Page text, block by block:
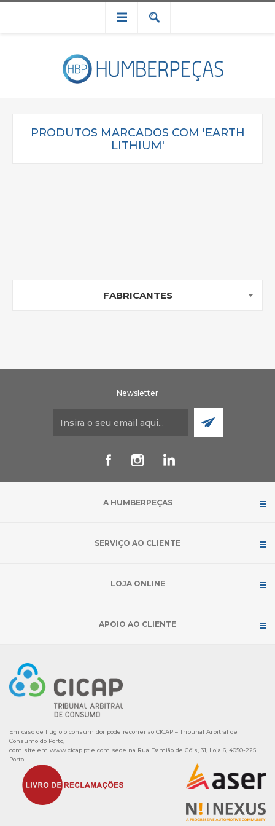
PRODUTOS MARCADOS COM 'EARTH
LITHIUM'
FABRICANTES
Newsletter
A HUMBERPEÇAS
SERVIÇO AO CLIENTE
LOJA ONLINE
APOIO AO CLIENTE
Em caso de litígio o consumidor pode recorrer ao CICAP – Tribunal Arbitral de
Consumo do Porto,
com site em www.cicap.pt e com sede na Rua Damião de Góis, 31, Loja 6, 4050-225
Porto.